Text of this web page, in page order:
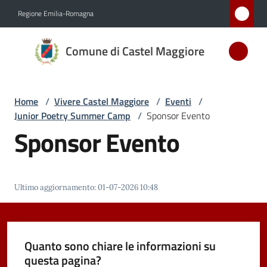
Regione Emilia-Romagna
Comune di Castel Maggiore
Comune
di Castel
D'ARGENTO
AL MERITO
Amministrazione
Novità
Servizi
Home / Vivere Castel Maggiore / Eventi /
Junior Poetry Summer Camp / Sponsor Evento
Sponsor Evento
Ultimo aggiornamento:01-07-2026 10:48
Quanto sono chiare le informazioni su
questa pagina?